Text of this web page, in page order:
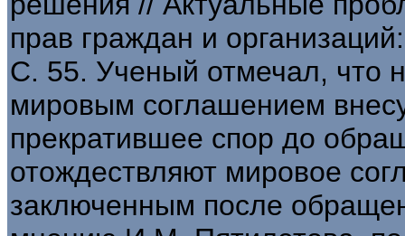
прав граждан и
С. 55. Ученый отмечал, что
мировым соглашением
прекратившее спор до
отождествляют мировое
заключенным после